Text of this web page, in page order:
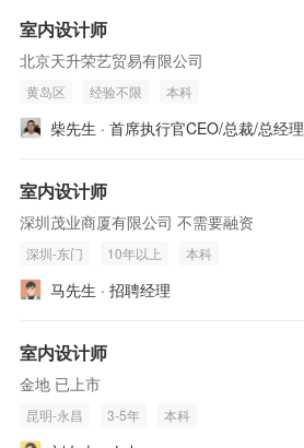
室内设计师
北京天升荣艺贸易有限公司
黄岛区 经验不限 本科
柴先生 · 首席执行官CEO/总裁/总经理
室内设计师
深圳茂业商厦有限公司 不需要融资
深圳-东门 10年以上 本科
马先生 · 招聘经理
室内设计师
金地 已上市
昆明-永昌 3-5年 本科